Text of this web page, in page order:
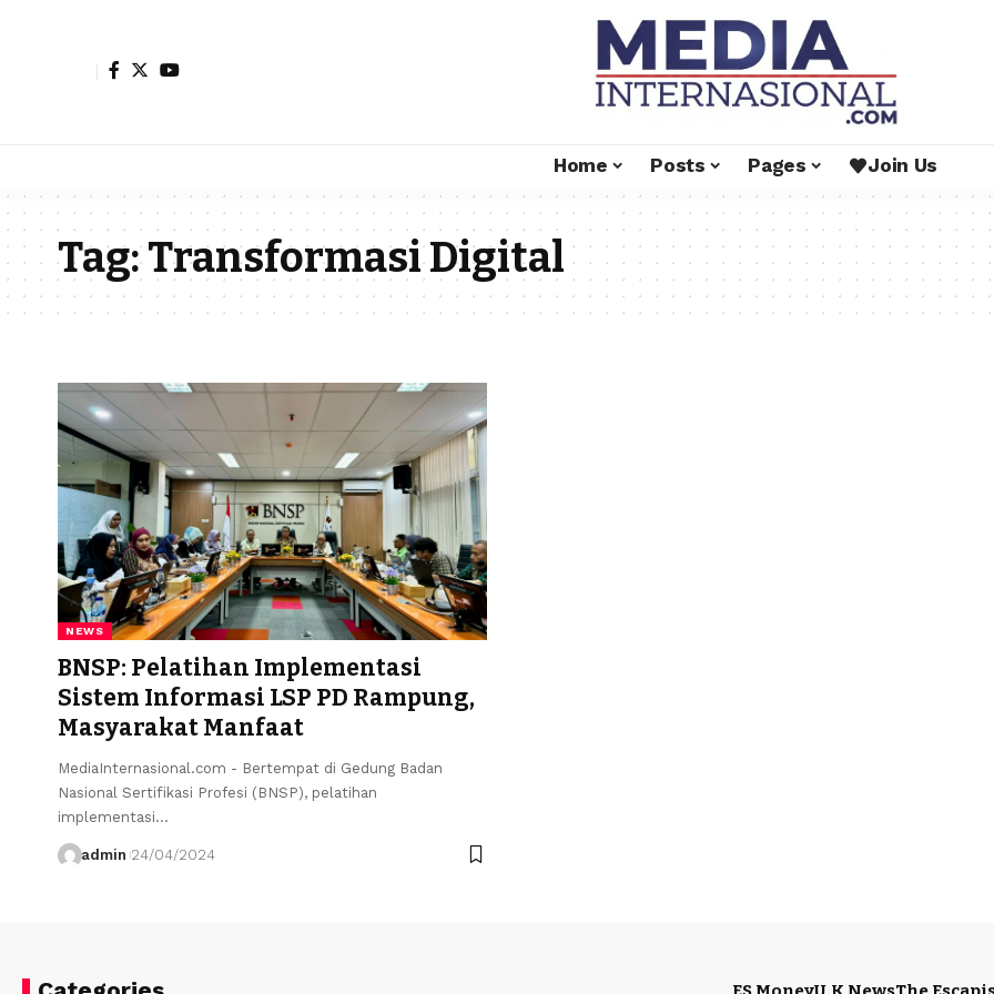
Home Posts Pages Join Us
Tag:Transformasi Digital
NEWS
BNSP: Pelatihan Implementasi
Sistem Informasi LSP PD Rampung,
Masyarakat Manfaat
MediaInternasional.com - Bertempat di Gedung Badan
Nasional Sertifikasi Profesi (BNSP), pelatihan
implementasi…
admin 24/04/2024